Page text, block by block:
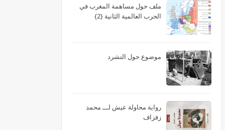
ملف حول مساهمة المغرب في
الحرب العالمية الثانية {2}
موضوع حول التشرد
رواية محاولة عيش لـــ محمد
زفزاف